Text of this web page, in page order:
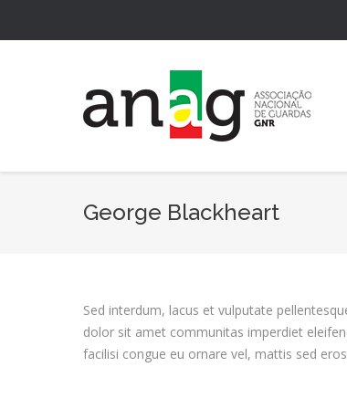
George Blackheart
Sed interdum, lacus et vulputate
dolor sit amet communitas imperdiet
facilisi congue eu ornare vel, mattis sed